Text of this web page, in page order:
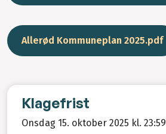
Allerød Kommuneplan 2025.pdf
Klagefrist
Onsdag 15. oktober 2025 kl. 23:59